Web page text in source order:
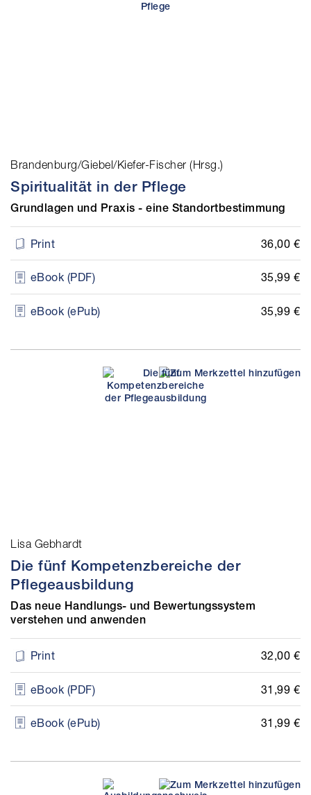
Brandenburg/Giebel/Kiefer-Fischer (Hrsg.)
Spiritualität in der Pflege
Grundlagen und Praxis - eine Standortbestimmung
Print 36,00 €
eBook (PDF) 35,99 €
eBook (ePub) 35,99 €
Lisa Gebhardt
Die fünf Kompetenzbereiche der
Pflegeausbildung
Das neue Handlungs- und Bewertungssystem
verstehen und anwenden
Print 32,00 €
eBook (PDF) 31,99 €
eBook (ePub) 31,99 €